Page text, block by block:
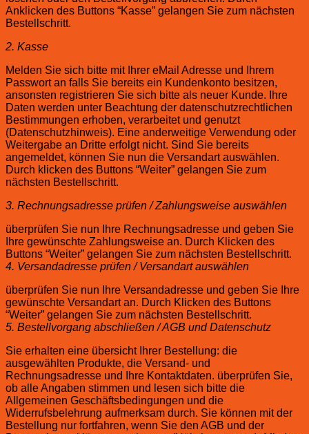
Anklicken des Buttons “Kasse” gelangen Sie zum nächsten
Bestellschritt.
2. Kasse
Melden Sie sich bitte mit Ihrer eMail Adresse und Ihrem
Passwort an falls Sie bereits ein Kundenkonto besitzen,
ansonsten registrieren Sie sich bitte als neuer Kunde. Ihre
Daten werden unter Beachtung der datenschutzrechtlichen
Bestimmungen erhoben, verarbeitet und genutzt
(Datenschutzhinweis). Eine anderweitige Verwendung oder
Weitergabe an Dritte erfolgt nicht. Sind Sie bereits
angemeldet, können Sie nun die Versandart auswählen.
Durch klicken des Buttons “Weiter” gelangen Sie zum
nächsten Bestellschritt.
3. Rechnungsadresse prüfen / Zahlungsweise auswählen
überprüfen Sie nun Ihre Rechnungsadresse und geben Sie
Ihre gewünschte Zahlungsweise an. Durch Klicken des
Buttons “Weiter” gelangen Sie zum nächsten Bestellschritt.
4. Versandadresse prüfen / Versandart auswählen
überprüfen Sie nun Ihre Versandadresse und geben Sie Ihre
gewünschte Versandart an. Durch Klicken des Buttons
“Weiter” gelangen Sie zum nächsten Bestellschritt.
5. Bestellvorgang abschließen / AGB und Datenschutz
Sie erhalten eine übersicht Ihrer Bestellung: die
ausgewählten Produkte, die Versand- und
Rechnungsadresse und Ihre Kontaktdaten. überprüfen Sie,
ob alle Angaben stimmen und lesen sich bitte die
Allgemeinen Geschäftsbedingungen und die
Widerrufsbelehrung aufmerksam durch. Sie können mit der
Bestellung nur fortfahren, wenn Sie den AGB und der